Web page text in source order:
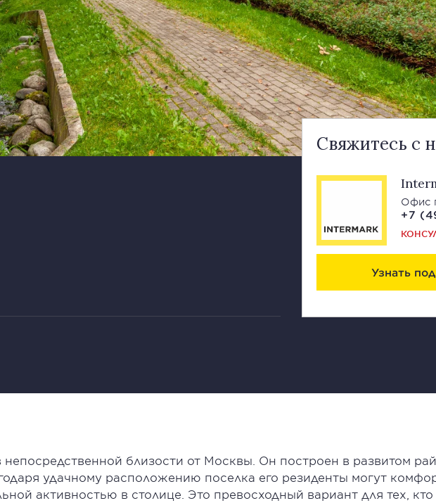
Свяжитесь с
Офис
+7
Узнать
близости от Москвы. Он построен в развитом
удачному расположению поселка его резиденты могут
активностью в столице. Это превосходный вариант для тех,